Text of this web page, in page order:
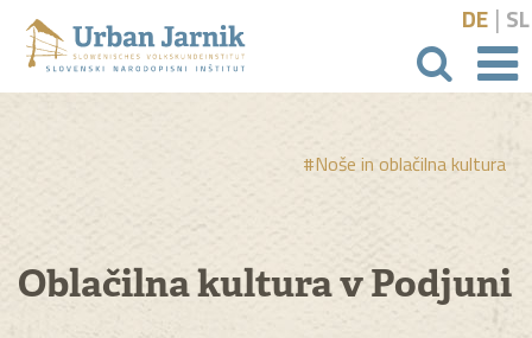
išči
DE | SL
#Noše in oblačilna kultura
Oblačilna kultura v Podjuni